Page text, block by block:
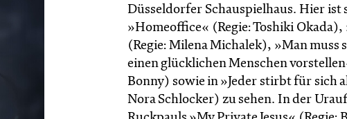
Düsseldorfer Schauspielhaus. Hier ist
»Homeoffice« (Regie: Toshiki
(Regie: Milena Michalek), »Man muss
einen glück­lichen Menschen
Bonny) sowie in »Jeder stirbt für sich
Nora Schlocker) zu sehen. In der